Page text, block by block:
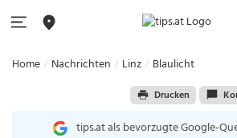
Home Nachrichten Linz Blaulicht
Drucken
tips.at als bevorzugte Google-